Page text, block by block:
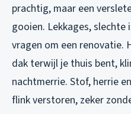
prachtig, maar een
gooien. Lekkages,
vragen om een renovatie.
dak terwijl je thuis bent,
nachtmerrie. Stof, herrie
flink verstoren, zeker